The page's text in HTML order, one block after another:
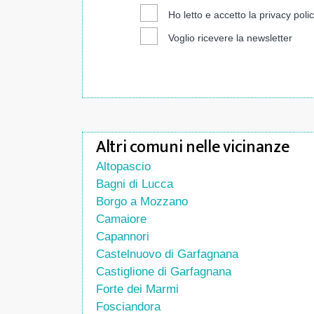
Ho letto e accetto la privacy
Voglio ricevere la newsletter
Altri comuni nelle vicinanze
Altopascio
Bagni di Lucca
Borgo a Mozzano
Camaiore
Capannori
Castelnuovo di Garfagnana
Castiglione di Garfagnana
Forte dei Marmi
Fosciandora